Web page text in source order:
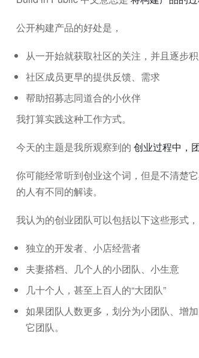
公开构建产品的好处是，
从一开始就获取社区的关注，并且逐步
社区成员更早的提供反馈、需求
帮助招募志同道合的小伙伴
我打算实践这种工作方式。
今天的主题是我所观察到的 创业过程中，
你可能经常听到创业这个词，但是不清楚
的人有不同的解读。
我认为的创业团队可以包括以下这些形式，
独立的开发者、小店经营者
夫妻搭档、几个人的小团队、小生意
几十个人，甚至上百人的“大团队”
如果团队人数更多，划分为小团队、增
它团队。